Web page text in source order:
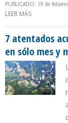
PUBLICADO: 19 de
LEER MÁS
7 atentados
en sólo mes y